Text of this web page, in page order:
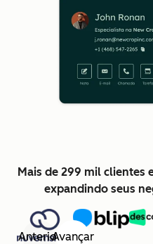
Mais de 299 mil clientes
expandindo seus
AnteriorAvançar